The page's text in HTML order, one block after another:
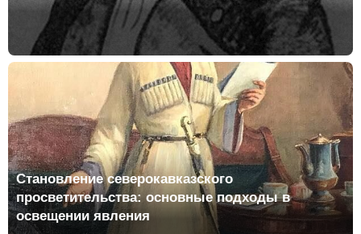
Становление северокавказского
просветительства: основные подходы в
освещении явления